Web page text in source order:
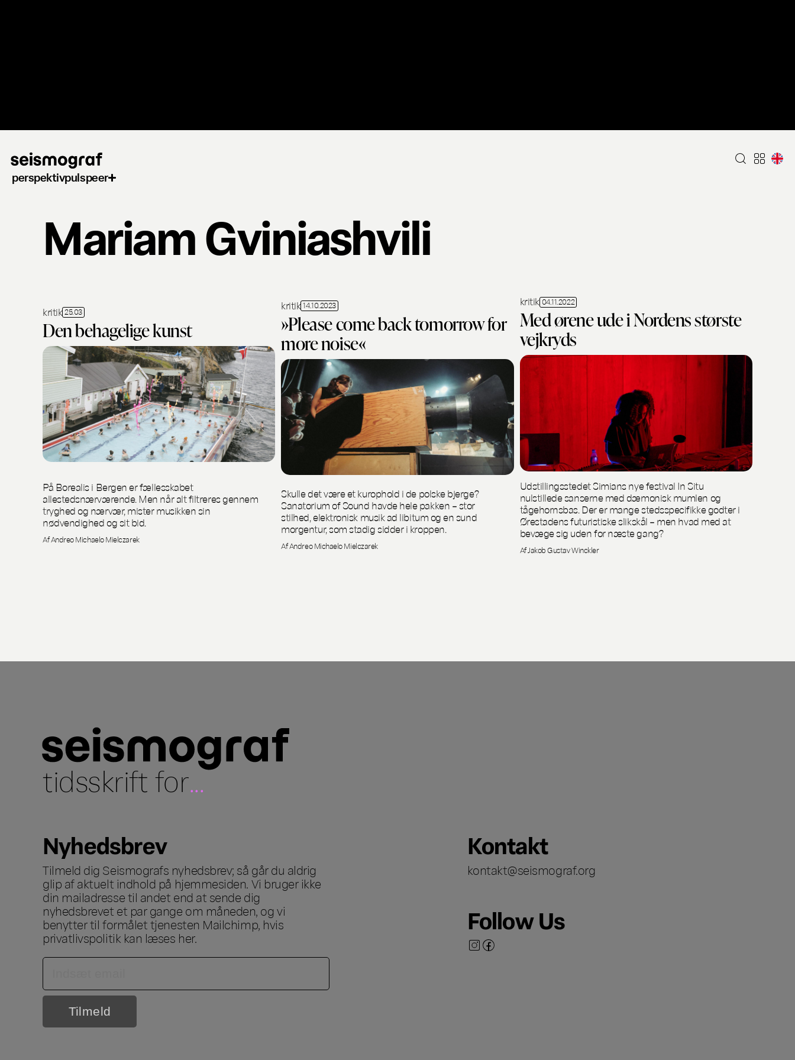
perspektivpulspeer
Mariam Gviniashvili
kritik 25.03
Den behagelige kunst
På Borealis i Bergen er fællesskabet
allestedsnærværende. Men når alt filtreres gennem
tryghed og nærvær, mister musikken sin
nødvendighed og sit bid.
Af Andreo Michaelo Mielczarek
kritik 14.10.2023
»Please come back tomorrow for
more noise«
Skulle det være et kurophold i de polske bjerge?
Sanatorium of Sound havde hele pakken – stor
stilhed, elektronisk musik ad libitum og en sund
morgentur, som stadig sidder i kroppen.
Af Andreo Michaelo Mielczarek
kritik 04.11.2022
Med ørene ude i Nordens største
vejkryds
Udstillingsstedet Simians nye festival In Situ
nulstillede sanserne med dæmonisk mumlen og
tågehornsbas. Der er mange stedsspecifikke godter i
Ørestadens futuristiske slikskål – men hvad med at
bevæge sig uden for næste gang?
Af Jakob Gustav Winckler
tidsskrift for...
Nyhedsbrev
Tilmeld dig Seismografs nyhedsbrev; så går du aldrig
glip af aktuelt indhold på hjemmesiden. Vi bruger ikke
din mailadresse til andet end at sende dig
nyhedsbrevet et par gange om måneden, og vi
benytter til formålet tjenesten Mailchimp, hvis
privatlivspolitik kan læses her.
Kontakt
kontakt@seismograf.org
Follow Us